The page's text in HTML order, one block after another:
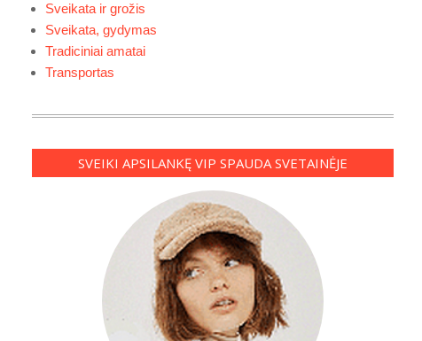
Sveikata ir grožis
Sveikata, gydymas
Tradiciniai amatai
Transportas
SVEIKI APSILANKĘ VIP SPAUDA SVETAINĖJE